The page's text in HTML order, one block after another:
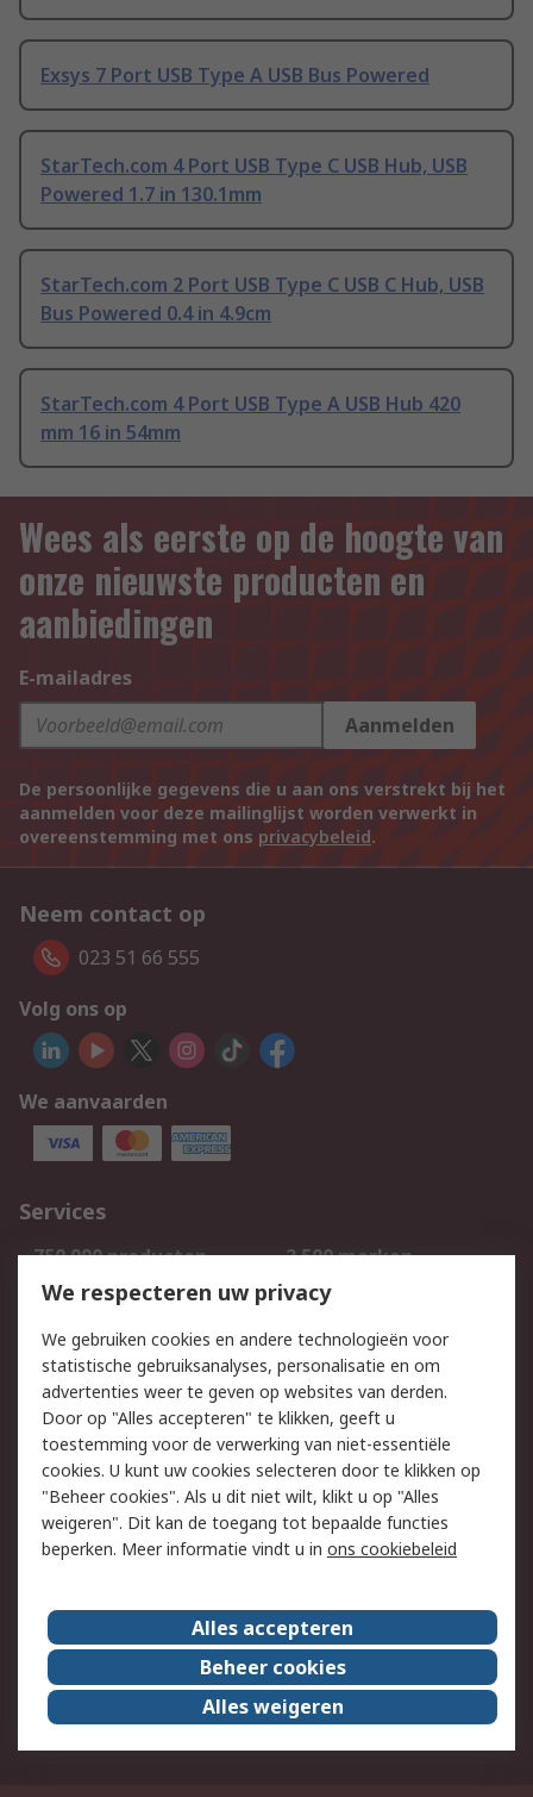
Exsys 7 Port USB Type A USB Bus Powered
StarTech.com 4 Port USB Type C USB Hub, USB
Powered 1.7 in 130.1mm
StarTech.com 2 Port USB Type C USB C Hub, USB
Bus Powered 0.4 in 4.9cm
StarTech.com 4 Port USB Type A USB Hub 420
mm 16 in 54mm
Wees als eerste op de hoogte van
onze nieuwste producten en
aanbiedingen
E-mailadres
Aanmelden
De persoonlijke gegevens die u aan ons verstrekt bij het
aanmelden voor deze mailinglijst worden verwerkt in
overeenstemming met ons privacybeleid.
Neem contact op
023 51 66 555
Volg ons op
We aanvaarden
Services
750.000 producten
2.500 merken
Bestellen
Inkoopoplossingen
Track & Trace
Wettelijk
Cookiebeleid
Email veiligheid
Privacybeleid
Websitevoorwaarden
Algemene
verkoopvoorwaarden
Over RS
RS Group
Over ons
RS wereldwijd
Werken bij RS
ESG
We respecteren uw privacy
We gebruiken cookies en andere technologieën voor
statistische gebruiksanalyses, personalisatie en om
advertenties weer te geven op websites van derden.
Door op "Alles accepteren" te klikken, geeft u
toestemming voor de verwerking van niet-essentiële
cookies. U kunt uw cookies selecteren door te klikken op
"Beheer cookies". Als u dit niet wilt, klikt u op "Alles
weigeren". Dit kan de toegang tot bepaalde functies
beperken. Meer informatie vindt u in ons cookiebeleid
Alles accepteren
Beheer cookies
Alles weigeren